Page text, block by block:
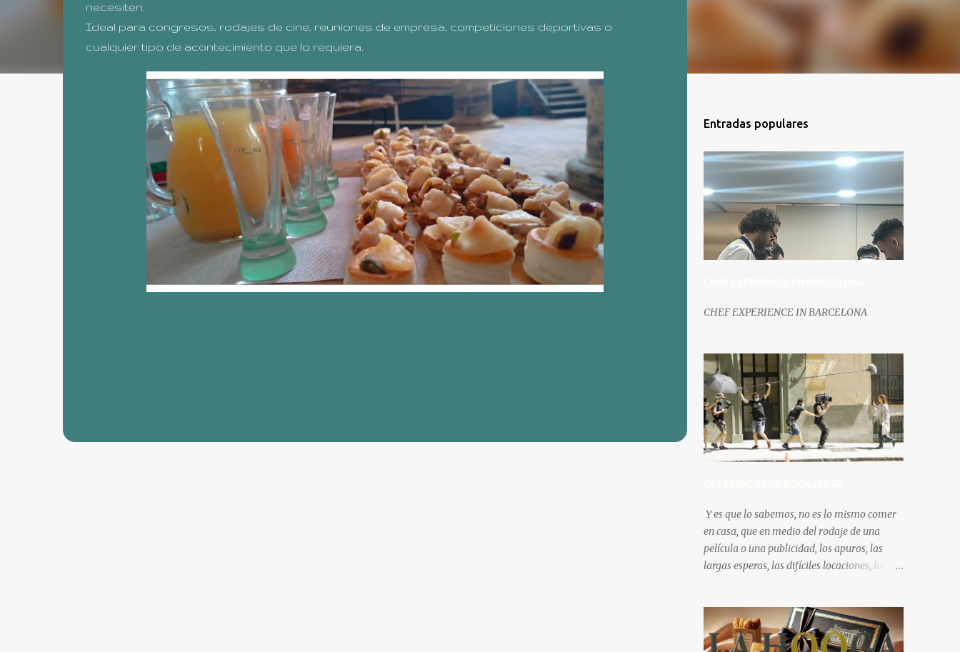
necesiten.
Ideal para congresos, rodajes de cine, reuniones de empresa, competiciones deportivas o
cualquier tipo de acontecimiento que lo requiera.
Entradas populares
CHEF EXPERIENCE IN BARCELONA
Y es que lo sabemos, no es lo mismo comer
en casa, que en medio del rodaje de una
película o una publicidad, los apuros, las
largas esperas, las difíciles locaciones, los
en alimentarse bien. Es por eso que desde La
Hooga, trabajamos para optimizar todas